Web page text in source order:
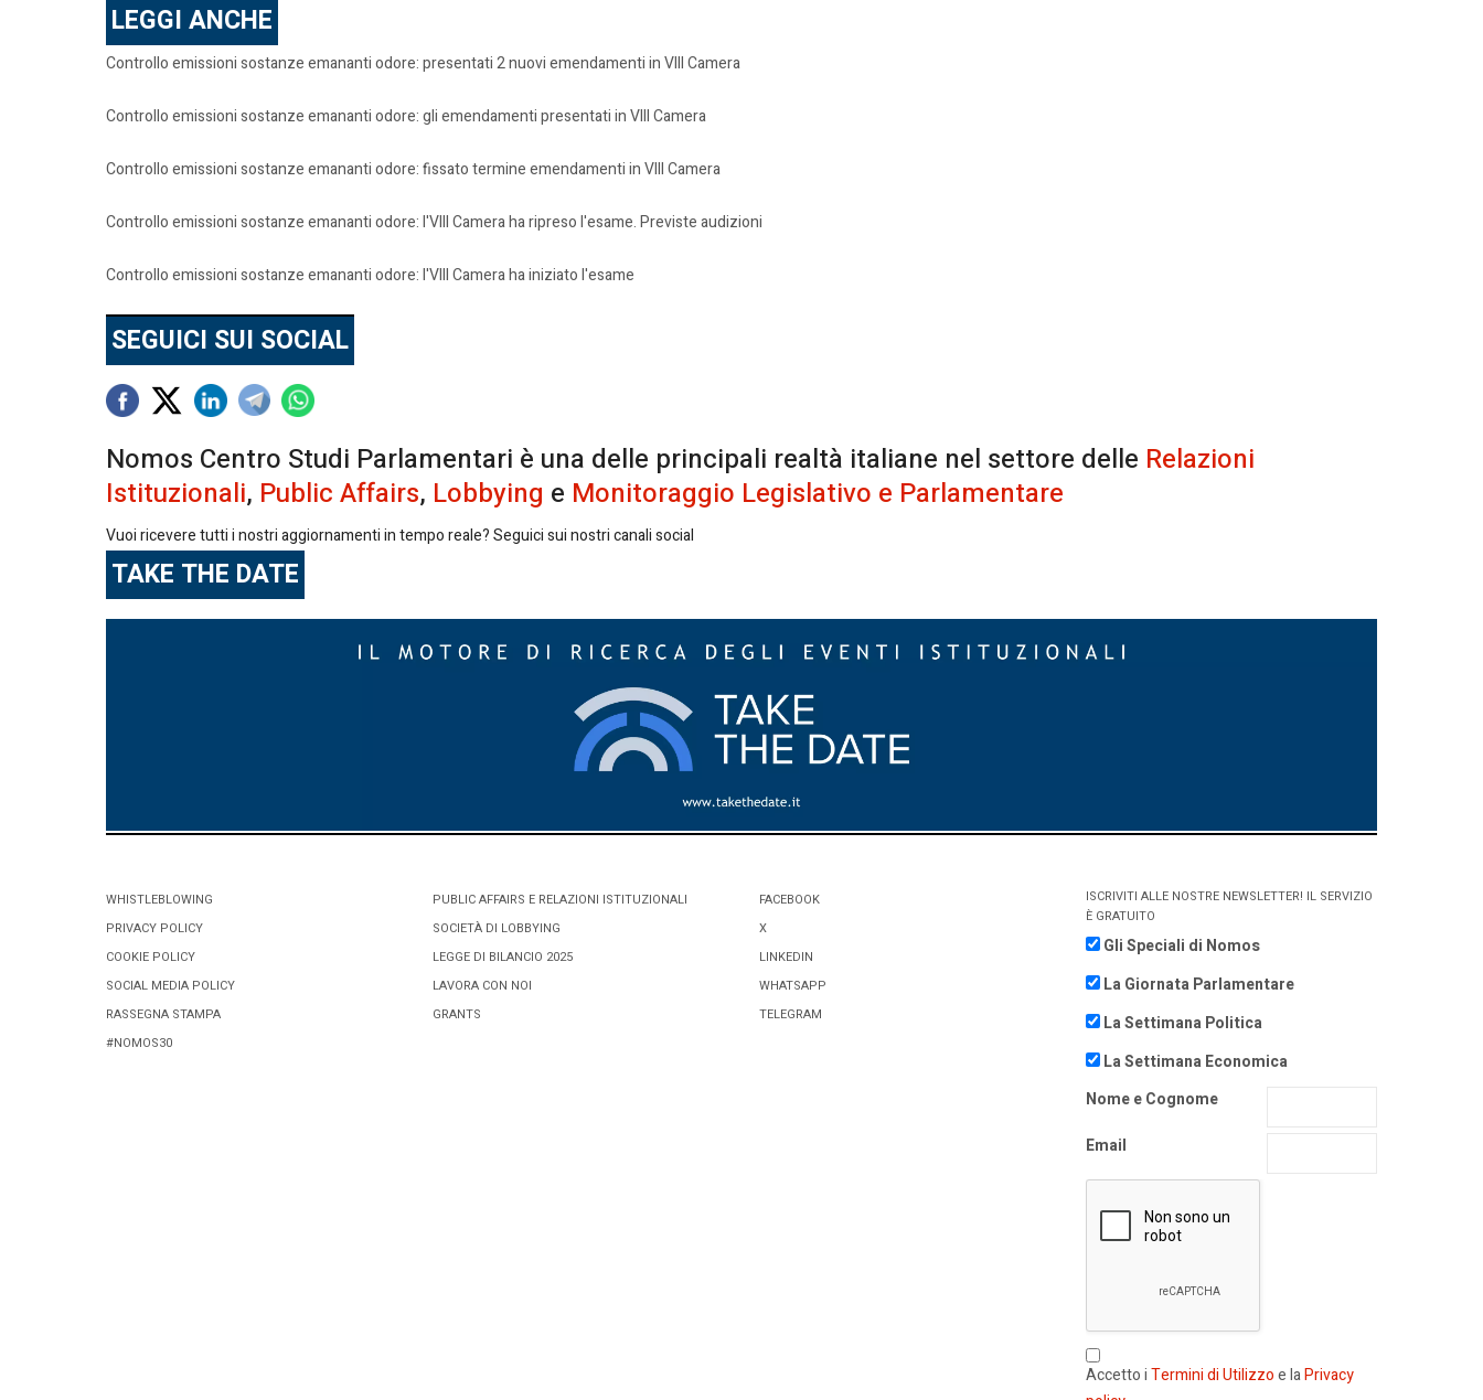
LEGGI ANCHE
Controllo emissioni sostanze emananti odore: presentati 2 nuovi emendamenti in VIII Camera
Controllo emissioni sostanze emananti odore: gli emendamenti presentati in VIII Camera
Controllo emissioni sostanze emananti odore: fissato termine emendamenti in VIII Camera
Controllo emissioni sostanze emananti odore: l'VIII Camera ha ripreso l'esame. Previste audizioni
Controllo emissioni sostanze emananti odore: l'VIII Camera ha iniziato l'esame
SEGUICI SUI SOCIAL
Nomos Centro Studi Parlamentari è una delle principali realtà italiane nel settore delle Relazioni
Istituzionali, Public Affairs, Lobbying e Monitoraggio Legislativo e Parlamentare
Vuoi ricevere tutti i nostri aggiornamenti in tempo reale? Seguici sui nostri canali social
TAKE THE DATE
WHISTLEBLOWING
PRIVACY POLICY
COOKIE POLICY
SOCIAL MEDIA POLICY
RASSEGNA STAMPA
#NOMOS30
PUBLIC AFFAIRS E RELAZIONI ISTITUZIONALI
SOCIETÀ DI LOBBYING
LEGGE DI BILANCIO 2025
LAVORA CON NOI
GRANTS
FACEBOOK
X
LINKEDIN
WHATSAPP
TELEGRAM
ISCRIVITI ALLE NOSTRE NEWSLETTER! IL SERVIZIO
È GRATUITO
Gli Speciali di Nomos
La Giornata Parlamentare
La Settimana Politica
La Settimana Economica
Nome e Cognome
Email
Accetto iTermini di Utilizzoe laPrivacy